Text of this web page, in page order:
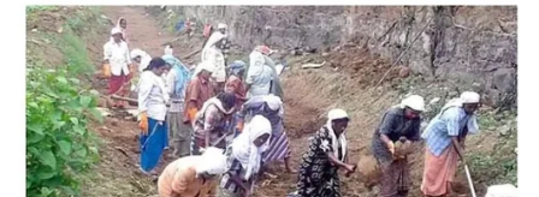
അനുവദിച്ച് ദില്ലി സാകേത്
കോടതി, ജാമ്യം
നിബന്ധനകളോടെ
പോക്കറ്റിലൊരു കുറിപ്പ്;
കണ്ടക്ടർ ഇടപെട്ടതോടെ
പുറത്തുവന്നത് അമ്മയുടെ
ക്രൂരത